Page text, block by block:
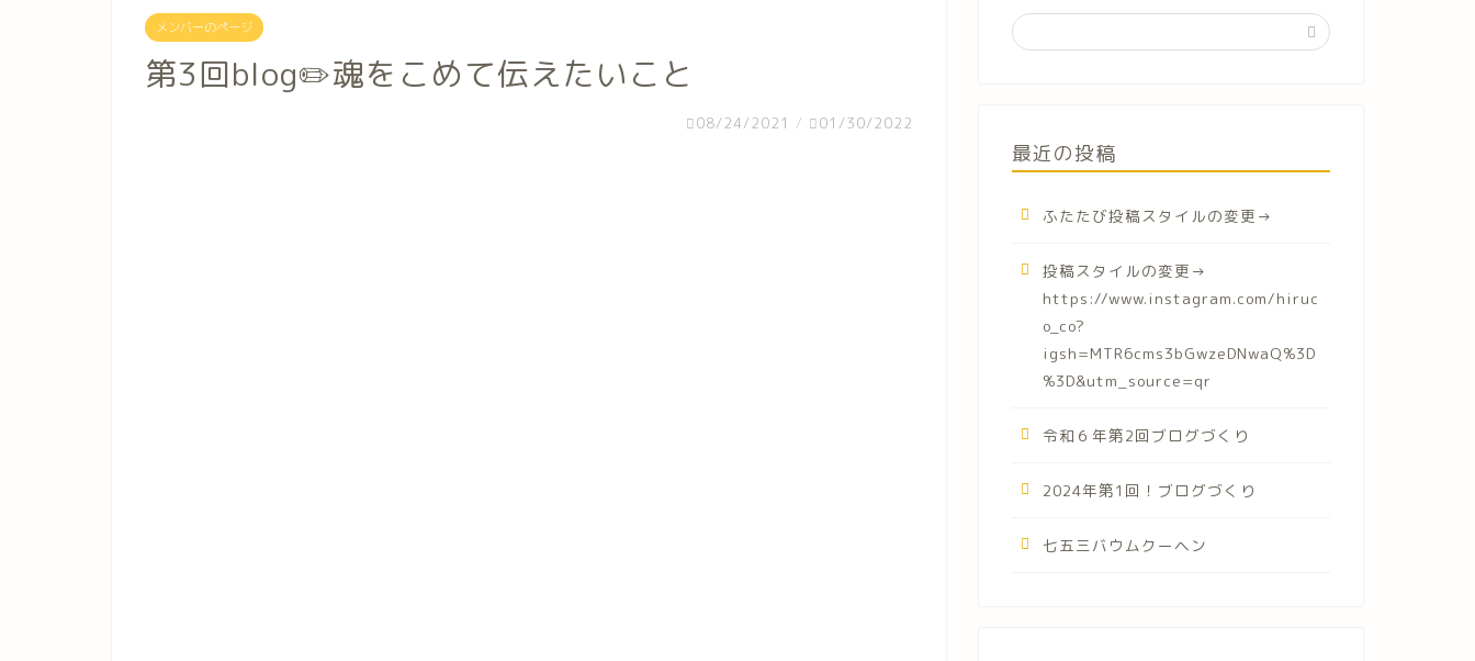
メンバーのページ
第3回blog✏️魂をこめて伝えたいこと
08/24/2021 / 01/30/2022
最近の投稿
ふたたび投稿スタイルの変更→
投稿スタイルの変更→
https://www.instagram.com/hiruc
o_co?
igsh=MTR6cms3bGwzeDNwaQ%3D
%3D&utm_source=qr
令和６年第2回ブログづくり
2024年第1回！ブログづくり
七五三バウムクーヘン